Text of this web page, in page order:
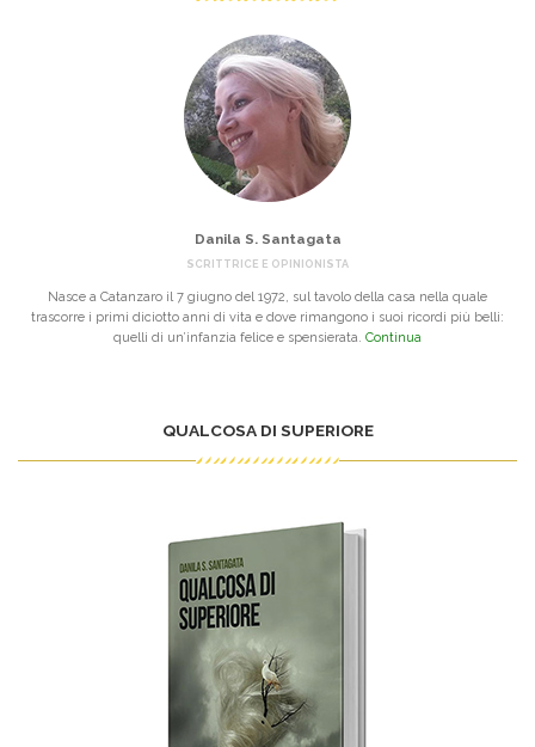
Danila S. Santagata
SCRITTRICE E OPINIONISTA
Nasce a Catanzaro il 7 giugno del 1972, sul tavolo della casa nella quale
trascorre i primi diciotto anni di vita e dove rimangono i suoi ricordi più belli:
quelli di un’infanzia felice e spensierata. Continua
QUALCOSA DI SUPERIORE